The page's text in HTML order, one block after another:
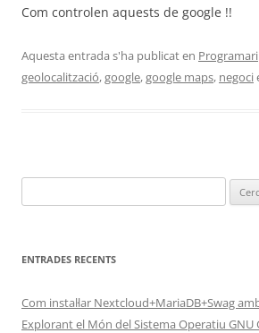
Com controlen aquests de google !!
Aquesta entrada s'ha publicat en Programari
geolocalització,google,google maps, negoci
ENTRADES RECENTS
Com instal·lar Nextcloud+MariaDB+Swag
Explorant el Món del Sistema Operatiu GNU